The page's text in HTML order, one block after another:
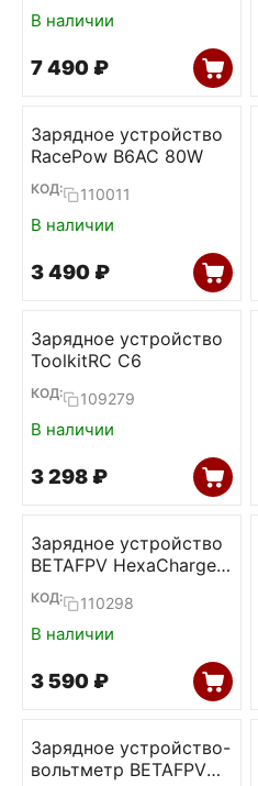
В наличии
7 490 ₽
Зарядное устройство
RacePow B6AC 80W
КОД: 110011
В наличии
3 490 ₽
Зарядное устройство
ToolkitRC C6
КОД: 109279
В наличии
3 298 ₽
Зарядное устройство
BETAFPV HexaCharger
Pro (BT2.0, PH2.0)
КОД: 110298
В наличии
3 590 ₽
Зарядное устройство-
вольтметр BETAFPV